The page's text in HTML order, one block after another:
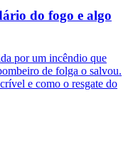
do fogo e algo
por um incêndio que
de folga o salvou.
e como o resgate do